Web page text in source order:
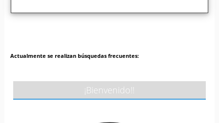
Actualmente se realizan búsquedas frecuentes:
¡Bienvenido!!